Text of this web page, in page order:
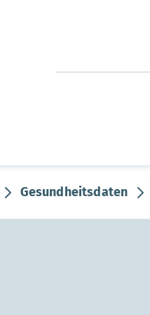
Gesundheitsdaten